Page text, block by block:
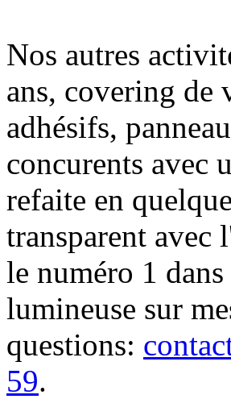
Nos autres
ans, covering de
adhésifs,
concurents avec
refaite en
transparent avec
le numéro 1
lumineuse sur
questions:
59.